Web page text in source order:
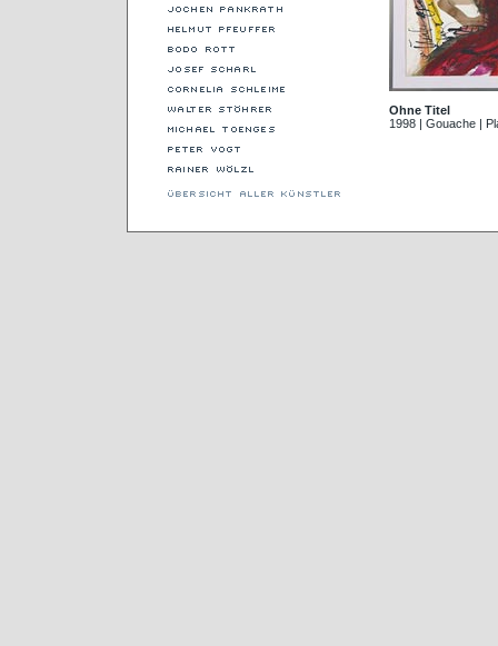
Ohne Titel
1998 | Gouache |